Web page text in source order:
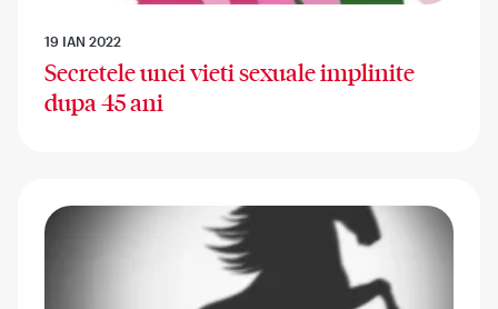
19 IAN 2022
Secretele unei vieti sexuale implinite
dupa 45 ani